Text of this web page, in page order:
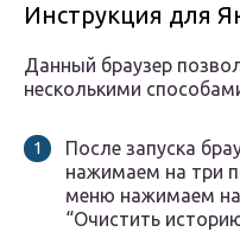
Инструкция для
Данный браузер
несколькими
После запуска
нажимаем на три
меню нажимаем
“Очистить